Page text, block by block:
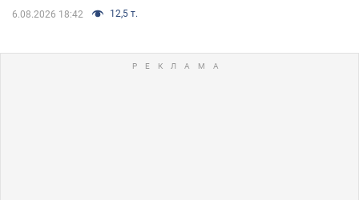
6.08.2026 18:42 12,5 т.